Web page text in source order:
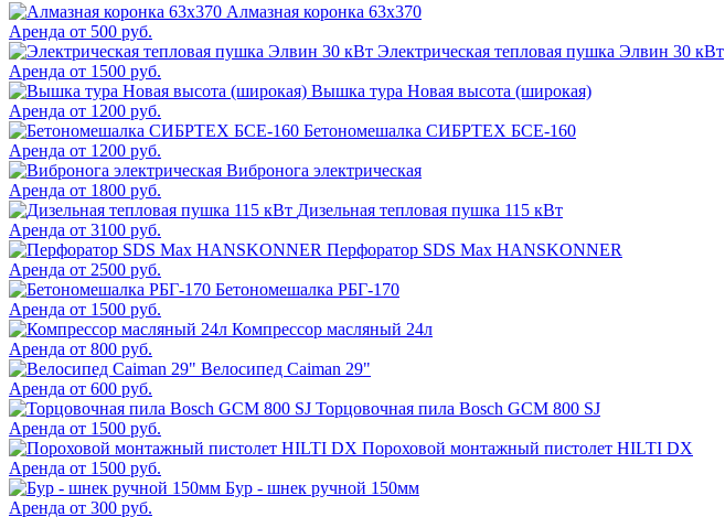
Алмазная коронка 63х370
Аренда от 500 руб.
Электрическая тепловая пушка Элвин 30 кВт
Аренда от 1500 руб.
Вышка тура Новая высота (широкая)
Аренда от 1200 руб.
Бетономешалка СИБРТЕХ БСЕ-160
Аренда от 1200 руб.
Вибронога электрическая
Аренда от 1800 руб.
Дизельная тепловая пушка 115 кВт
Аренда от 3100 руб.
Перфоратор SDS Max HANSKONNER
Аренда от 2500 руб.
Бетономешалка РБГ-170
Аренда от 1500 руб.
Компрессор масляный 24л
Аренда от 800 руб.
Велосипед Caiman 29"
Аренда от 600 руб.
Торцовочная пила Bosch GCM 800 SJ
Аренда от 1500 руб.
Пороховой монтажный пистолет HILTI DX
Аренда от 1500 руб.
Бур - шнек ручной 150мм
Аренда от 300 руб.